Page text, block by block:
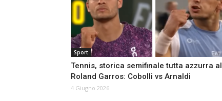
Sport
Tennis, storica semifinale tutta azzurra al
Roland Garros: Cobolli vs Arnaldi
4 Giugno 2026